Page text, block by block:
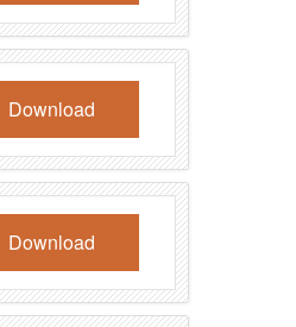
Download
Download